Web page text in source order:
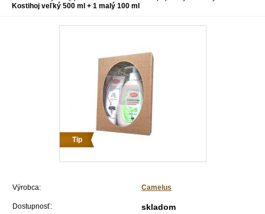
Kostihoj veľký 500 ml + 1 malý 100 ml
Tip
Výrobca: Camelus
Dostupnosť: skladom